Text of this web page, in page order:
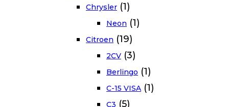
Chrysler (1)
Neon (1)
Citroen (19)
2CV (3)
Berlingo (1)
C-15 VISA (1)
C3 (5)